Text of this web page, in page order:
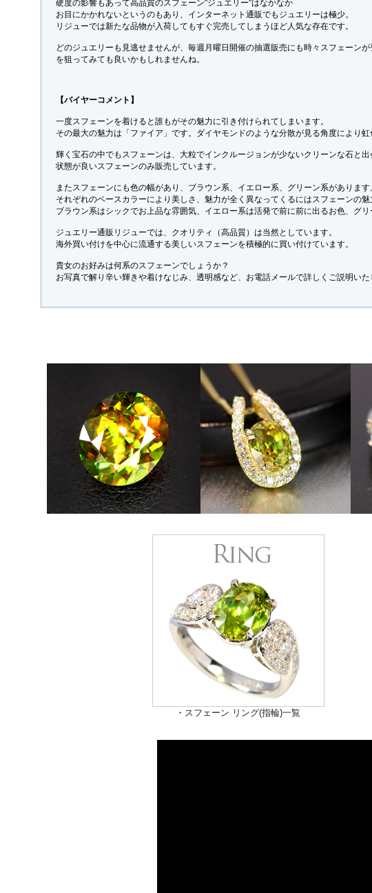
硬度の影響もあって高品質のスフェーン"ジュエリー"はなかなか
お目にかかれないというのもあり、インターネット通販でもジュエリーは極少。
リジューでは新たな品物が入荷してもすぐ完売してしまうほど人気な存在です。
どのジュエリーも見逃せませんが、毎週月曜日開催の抽選販売にも時々スフェーン
を狙ってみても良いかもしれませんね。
【バイヤーコメント】
一度スフェーンを着けると誰もがその魅力に引き付けられてしまいます。
その最大の魅力は「ファイア」です。ダイヤモンドのような分散が見る角度により虹
輝く宝石の中でもスフェーンは、大粒でインクルージョンが少ないクリーンな石と
状態が良いスフェーンのみ販売しています。
またスフェーンにも色の幅があり、ブラウン系、イエロー系、グリーン系があります
それぞれのベースカラーにより美しさ、魅力が全く異なってくるにはスフェーンの魅
ブラウン系はシックでお上品な雰囲気、イエロー系は活発で前に前に出るお色、グリ
ジュエリー通販リジューでは、クオリティ（高品質）は当然としています。
海外買い付けを中心に流通する美しいスフェーンを積極的に買い付けています。
貴女のお好みは何系のスフェーンでしょうか？
お写真で解り辛い輝きや着けなじみ、透明感など、お電話メールで詳しくご説明い
・ スフェーン リング(指輪)一覧